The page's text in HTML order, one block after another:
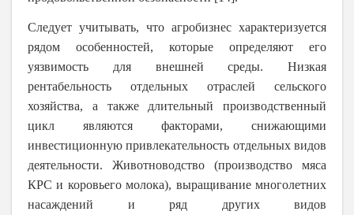
Следует учитывать, что агробизнес характеризуется
рядом особенностей, которые определяют его
уязвимость для внешней среды. Низкая
рентабельность отдельных отраслей сельского
хозяйства, а также длительный производственный
цикл являются факторами, снижающими
инвестиционную привлекательность отдельных видов
деятельности. Животноводство (производство мяса
КРС и коровьего молока), выращивание многолетних
насаждений и ряд других видов